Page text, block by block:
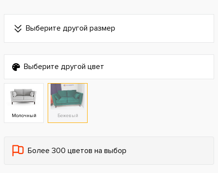
Выберите другой размер
Выберите другой цвет
Молочный Бежевый
Более 300 цветов на выбор